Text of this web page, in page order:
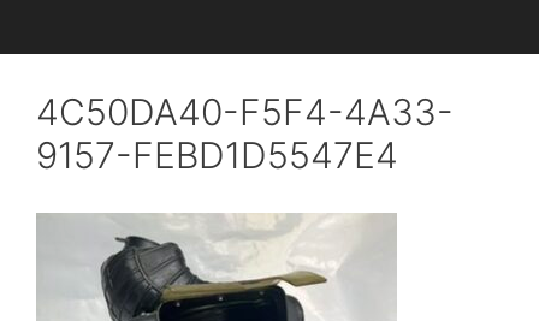
4C50DA40-F5F4-4A33-
9157-FEBD1D5547E4